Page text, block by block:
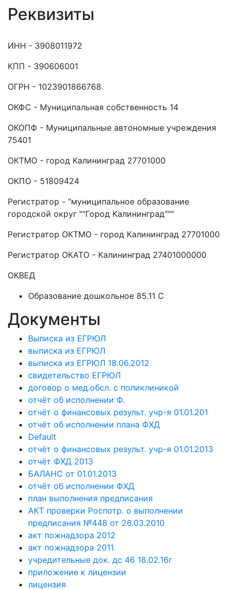
Реквизиты
ИНН - 3908011972
КПП - 390606001
ОГРН - 1023901866768
ОКФС - Муниципальная собственность 14
ОКОПФ - Муниципальные автономные учреждения
75401
ОКТМО - город Калининград 27701000
ОКПО - 51809424
Регистратор - "муниципальное образование
городской округ ""Город Калининград"""
Регистратор ОКТМО - город Калининград 27701000
Регистратор ОКАТО - Калининград 27401000000
ОКВЕД
Образование дошкольное 85.11 C
Документы
Выписка из ЕГРЮЛ
выписка из ЕГРЮЛ
выписка из ЕГРЮЛ 18.06.2012
свидетельство ЕГРЮЛ
договор о мед.обсл. с поликлиникой
отчёт об исполнении Ф.
отчёт о финансовых результ. учр-я 01.01.201
отчёт об исполнении плана ФХД
Default
отчёт о финансовых результ. учр-я 01.01.2013
отчёт ФХД 2013
БАЛАНС от 01.01.2013
отчёт об исполнении ФХД
план выполнения предписания
АКТ проверки Роспотр. о выполнении
предписания №448 от 26.03.2010
акт пожнадзора 2012
акт пожнадзора 2011
учредительные док. дс 46 18.02.16г
приложение к лицензии
лицензия